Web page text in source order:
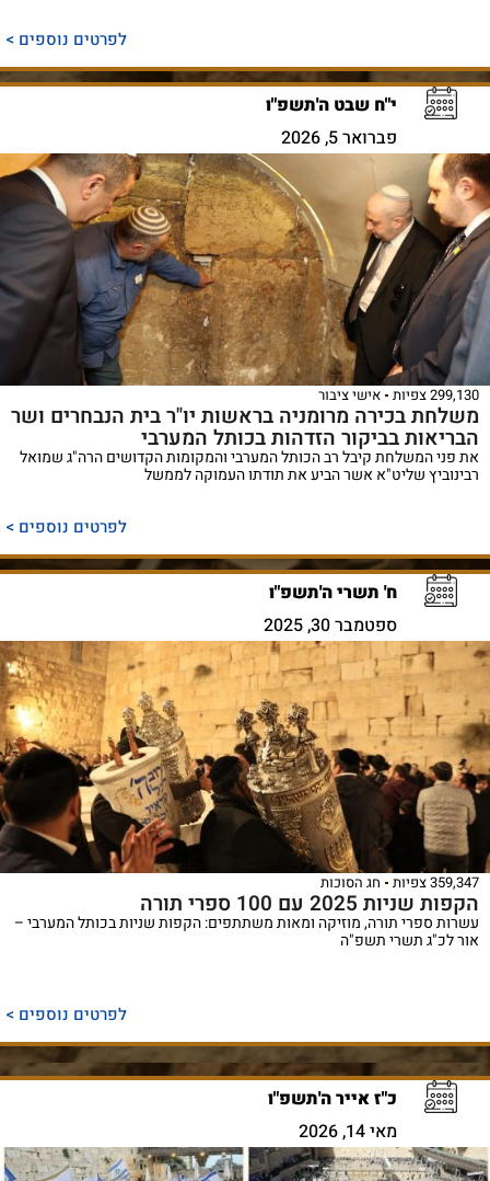
לפרטים נוספים >
י"ח שבט ה'תשפ"ו
פברואר 5, 2026
299,130 צפיות אישי ציבור
משלחת בכירה מרומניה בראשות יו"ר בית הנבחרים ושר
הבריאות בביקור הזדהות בכותל המערבי
את פני המשלחת קיבל רב הכותל המערבי והמקומות הקדושים הרה"ג שמואל
רבינוביץ שליט"א אשר הביע את תודתו העמוקה לממשל
לפרטים נוספים >
ח' תשרי ה'תשפ"ו
ספטמבר 30, 2025
359,347 צפיות חג הסוכות
הקפות שניות 2025 עם 100 ספרי תורה
עשרות ספרי תורה, מוזיקה ומאות משתתפים: הקפות שניות בכותל המערבי –
אור לכ"ג תשרי תשפ"ה
לפרטים נוספים >
כ"ז אייר ה'תשפ"ו
מאי 14, 2026